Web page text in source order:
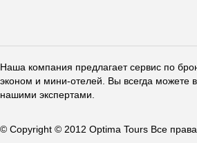
Наша компания предлагает сервис по
эконом и мини-отелей. Вы всегда можете
нашими экспертами.
© Copyright © 2012 Optima Tours Все